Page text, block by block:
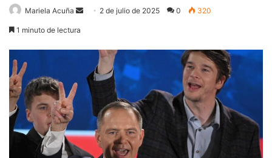
Mariela Acuña
Send 2 de julio de 2025 0 320
1 minuto de lectura